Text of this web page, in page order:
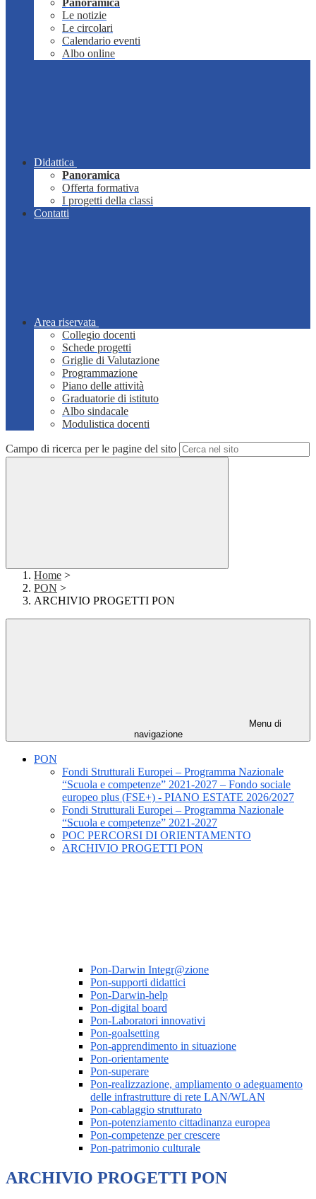
Panoramica
Le notizie
Le circolari
Calendario eventi
Albo online
Didattica
Panoramica
Offerta formativa
I progetti della classi
Contatti
Area riservata
Collegio docenti
Schede progetti
Griglie di Valutazione
Programmazione
Piano delle attività
Graduatorie di istituto
Albo sindacale
Modulistica docenti
Campo di ricerca per le pagine del sito
Home >
PON >
ARCHIVIO PROGETTI PON
Menu di
navigazione
PON
Fondi Strutturali Europei – Programma Nazionale
“Scuola e competenze” 2021-2027 – Fondo sociale
europeo plus (FSE+) - PIANO ESTATE 2026/2027
Fondi Strutturali Europei – Programma Nazionale
“Scuola e competenze” 2021-2027
POC PERCORSI DI ORIENTAMENTO
ARCHIVIO PROGETTI PON
Pon-Darwin Integr@zione
Pon-supporti didattici
Pon-Darwin-help
Pon-digital board
Pon-Laboratori innovativi
Pon-goalsetting
Pon-apprendimento in situazione
Pon-orientamente
Pon-superare
Pon-realizzazione, ampliamento o adeguamento
delle infrastrutture di rete LAN/WLAN
Pon-cablaggio strutturato
Pon-potenziamento cittadinanza europea
Pon-competenze per crescere
Pon-patrimonio culturale
ARCHIVIO PROGETTI PON